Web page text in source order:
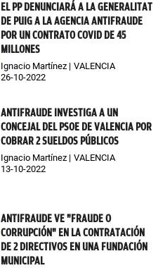
EL PP DENUNCIARÁ A LA GENERALITAT
DE PUIG A LA AGENCIA ANTIFRAUDE
POR UN CONTRATO COVID DE 45
MILLONES
Ignacio Martínez
VALENCIA
26-10-2022
ANTIFRAUDE INVESTIGA A UN
CONCEJAL DEL PSOE DE VALENCIA POR
COBRAR 2 SUELDOS PÚBLICOS
Ignacio Martínez
VALENCIA
13-10-2022
ANTIFRAUDE VE "FRAUDE O
CORRUPCIÓN" EN LA CONTRATACIÓN
DE 2 DIRECTIVOS EN UNA FUNDACIÓN
MUNICIPAL